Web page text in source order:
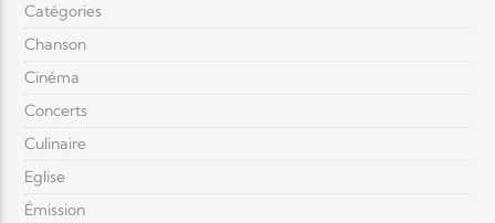
Catégories
Chanson
Cinéma
Concerts
Culinaire
Eglise
Émission